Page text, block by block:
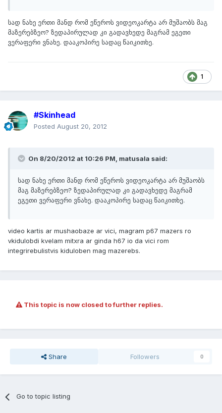
სად ნახე ერთი მანდ რომ ეწეროს ვიდეოკარტა არ მუშაობს მაგ
მაზერებზეო? ზედაპირულად კი გადავხედე მაგრამ ეგეთი
ვერაფერი ვნახე. დააკოპირე სადაც წაიკითხე.
1
#Skinhead
Posted August 20, 2012
On 8/20/2012 at 10:26 PM, matusala said:
სად ნახე ერთი მანდ რომ ეწეროს ვიდეოკარტა არ მუშაობს
მაგ მაზერებზეო? ზედაპირულად კი გადავხედე მაგრამ
ეგეთი ვერაფერი ვნახე. დააკოპირე სადაც წაიკითხე.
video kartis ar mushaobaze ar vici, magram p67 mazers ro
vkidulobdi kvelam mitxra ar ginda h67 io da vici rom
integrirebulistvis kiduloben mag mazerebs.
This topic is now closed to further replies.
Share Followers 0
Go to topic listing